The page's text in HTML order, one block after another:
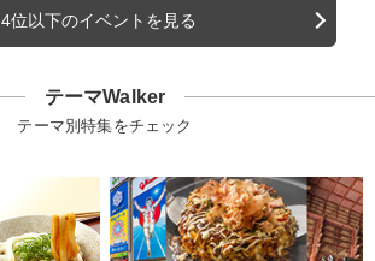
4位以下のイベントを見る
テーマWalker
テーマ別特集をチェック